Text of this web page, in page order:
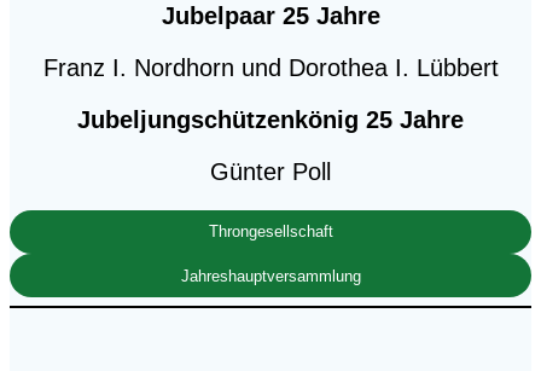
Jubelpaar 25 Jahre
Franz I. Nordhorn und Dorothea I. Lübbert
Jubeljungschützenkönig 25 Jahre
Günter Poll
Throngesellschaft
Jahreshauptversammlung